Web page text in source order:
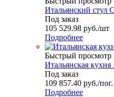
Итальянский стул
Под заказ
105 529.98 руб./шт
Подробнее
Быстрый просмотр
Итальянская кухня
Под заказ
109 857.40 руб./
Подробнее